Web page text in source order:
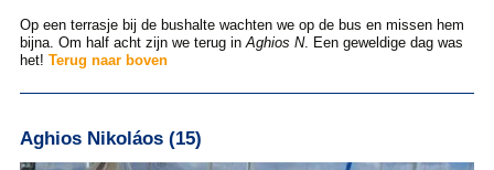
Op een terrasje bij de bushalte wachten we op de bus en missen hem
bijna. Om half acht zijn we terug inAghios N. Een geweldige dag was
het! Terug naar boven
Aghios Nikoláos (15)